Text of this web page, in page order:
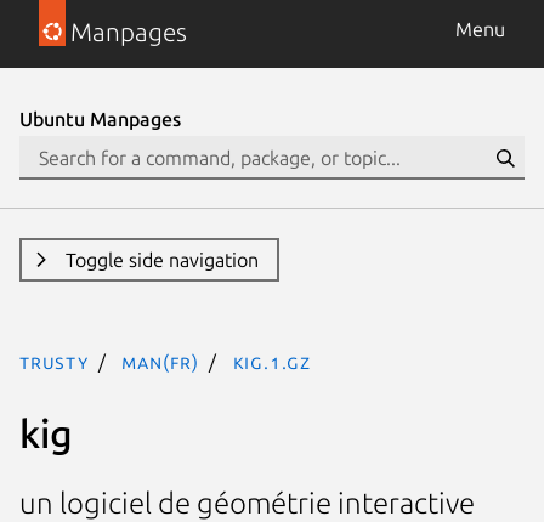
Manpages Menu
Ubuntu Manpages
Toggle side navigation
trusty man(fr) kig.1.gz
kig
un logiciel de géométrie interactive